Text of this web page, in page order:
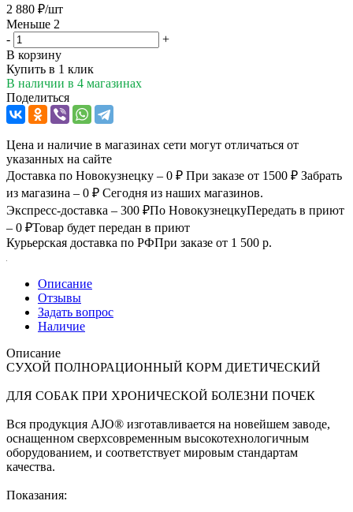
2 880 ₽/шт
Меньше 2
-
+
В корзину
Купить в 1 клик
В наличии в 4 магазинах
Поделиться
Цена и наличие в магазинах сети могут отличаться от
указанных на сайте
Доставка по Новокузнецку – 0 ₽ При заказе от 1500 ₽ Забрать
из магазина – 0 ₽ Сегодня из наших магазинов.
Экспресс-доставка – 300 ₽По НовокузнецкуПередать в приют
– 0 ₽Товар будет передан в приют
Курьерская доставка по РФПри заказе от 1 500 р.
Описание
Отзывы
Задать вопрос
Наличие
Описание
СУХОЙ ПОЛНОРАЦИОННЫЙ КОРМ ДИЕТИЧЕСКИЙ
ДЛЯ СОБАК ПРИ ХРОНИЧЕСКОЙ БОЛЕЗНИ ПОЧЕК
Вся продукция AJO® изготавливается на новейшем заводе,
оснащенном сверхсовременным высокотехнологичным
оборудованием, и соответствует мировым стандартам
качества.
Показания: